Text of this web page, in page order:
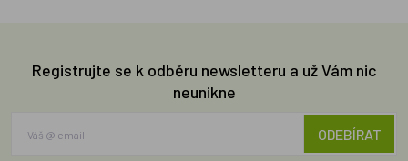
Registrujte se k odběru newsletteru a už Vám nic
neunikne
ODEBÍRAT